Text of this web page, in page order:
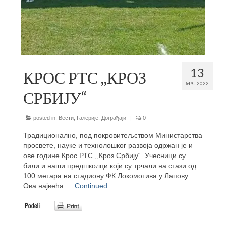
13
МАЈ 2022
КРОС РТС ,,КРОЗ
СРБИЈУ“
posted in: Вести Галерије Дограђаји | 0
Традиционално, под покровитељством Министарства
просвете, науке и технолошког развоја одржан је и
ове године Крос РТС ,,Кроз Србију“. Учесници су
били и наши предшколци који су трчали на стази од
100 метара на стадиону ФК Локомотива у Лапову.
Ова највећа … Continued